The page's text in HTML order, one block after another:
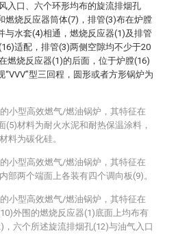
入口、六个环形均布的旋流排烟孔
燃烧反应器筒体(7)，排管(3)布在炉膛
与水套(4)相通，燃烧反应器(1)及排管
适配，排管(3)两侧空隙均不少于20
燃烧反应器(1)的后面，位于炉膛(16)
型三回程，圆形或者方形锅炉为
小型高效燃气/燃油锅炉，其特征在
(5)材料为耐火水泥和耐热保温涂料，
料为碳化硅。
小型高效燃气/燃油锅炉，其特征在
部两个端面上各装有四个调向板(9)。
小型高效燃气/燃油锅炉，其特征在
外围的燃烧反应器(1)底面上均布有
，六个所述旋流排烟孔(12)与油气入口